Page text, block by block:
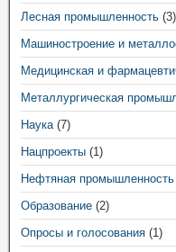
Лесная промышленность (3)
Машиностроение и
Медицинская и
Металлургическая
Наука(7)
Нацпроекты (1)
Нефтяная промышленность
Образование (2)
Опросы и голосования (1)